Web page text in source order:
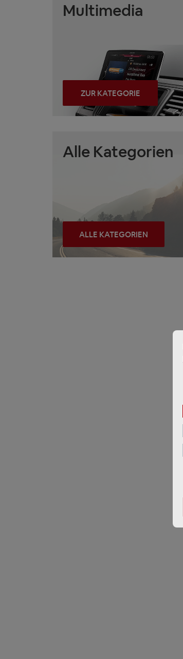
Multimedia
ZUR KATEGORIE
Alle Kategorien
ALLE KATEGORIEN